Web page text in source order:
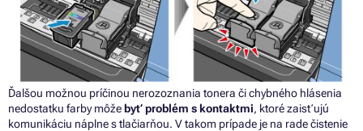
Ďalšou možnou príčinou nerozoznania tonera či chybného hlásenia
nedostatku farby môže byť problém s kontaktmi, ktoré zaisťujú
komunikáciu náplne s tlačiarňou. V takom prípade je na rade čistenie